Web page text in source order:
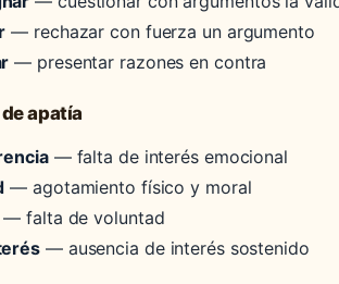
— rechazar con fuerza un argumento
— presentar razones en contra
apatía
— falta de interés emocional
— agotamiento físico y moral
falta de voluntad
— ausencia de interés sostenido